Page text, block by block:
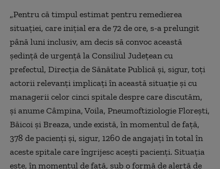
„Pentru că timpul estimat pentru remedierea
situației, care inițial era de 72 de ore, s-a prelungit
până luni inclusiv, am decis să convoc această
ședință de urgență la Consiliul Județean cu
prefectul, Direcția de Sănătate Publică și, sigur, toți
actorii relevanți implicați în această situație și cu
managerii celor cinci spitale despre care discutăm,
și anume Câmpina, Voila, Pneumoftiziologie Florești,
Băicoi și Breaza, unde există, în momentul de față,
378 de pacienți și, sigur, 1260 de angajați în total în
aceste spitale care îngrijesc acești pacienți. Situația
este, în momentul de față, sub o formă de alertă de